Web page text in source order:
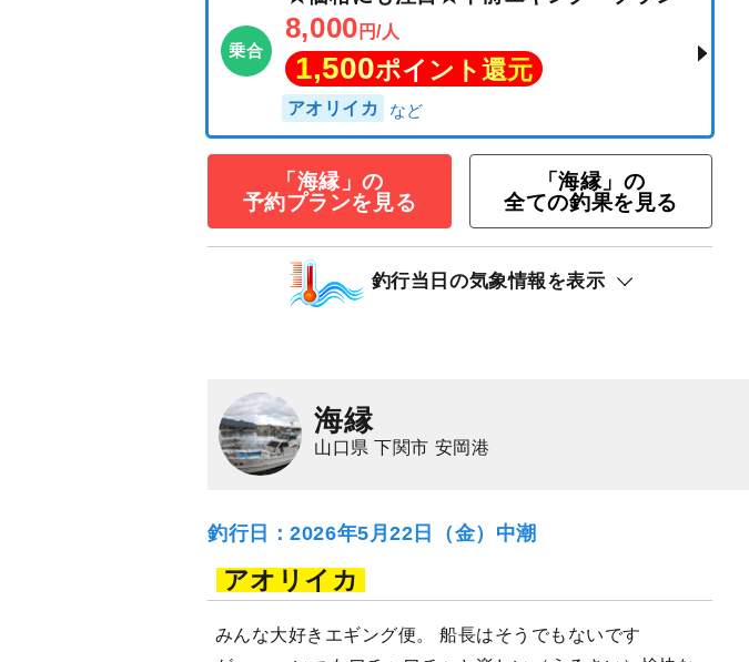
★価格にも注目★午前エギング・プラン
8,000円/人
1,500ポイント還元
「海縁」の
予約プランを見る
「海縁」の
全ての釣果を見る
釣行当日の気象情報を表示
海縁
山口県 下関市 安岡港
釣行日：2026年5月22日（金）中潮
アオリイカ
みんな大好きエギング便。 船長はそうでもないです